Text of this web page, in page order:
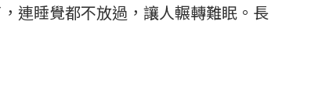
連睡覺都不放過，讓人輾轉難眠。長